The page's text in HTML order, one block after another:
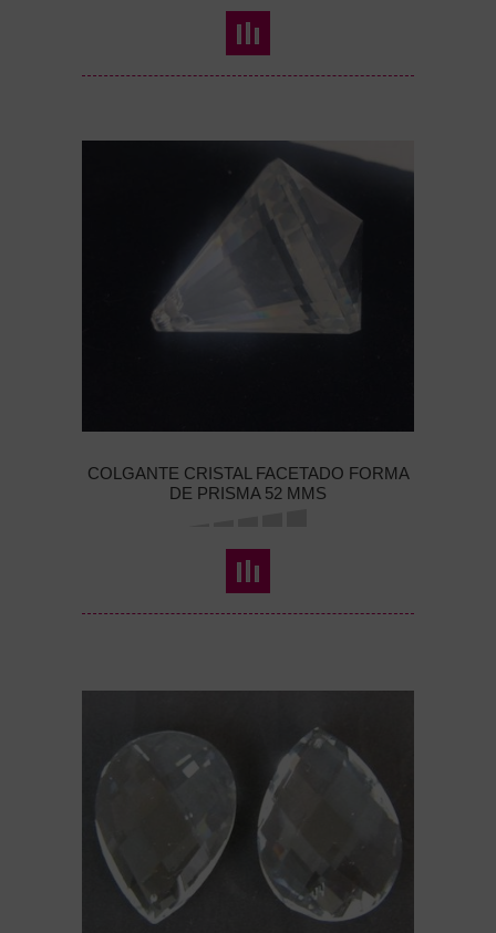
COLGANTE CRISTAL FACETADO FORMA
DE PRISMA 52 MMS